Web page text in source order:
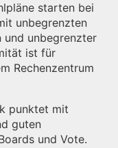
starten bei
unbegrenzten
und unbegrenzter
ist für
Rechenzentrum
punktet mit
guten
und Vote.